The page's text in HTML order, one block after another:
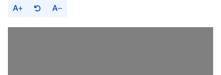
A A